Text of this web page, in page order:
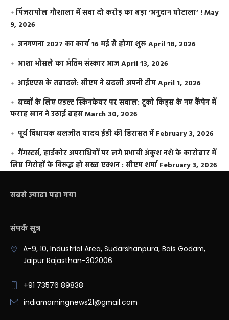
​पिंजरापोल गौशाला में सवा दो करोड़ का बड़ा ‘अनुदान घोटाला’ !May
9, 2026
जनगणना 2027 का कार्य 16 मई से होगा शुरूApril 18, 2026
आशा भोसले का अंतिम संस्कार आजApril 13, 2026
आईएएस के तबादले: सीएम ने बदली अपनी टीमApril 1, 2026
बच्चों के लिए एडल्ट स्किनकेयर पर सवाल: टूको किड्स के नए कैंपेन में
फराह खान ने उठाई बहसMarch 30, 2026
पूर्व विधायक बलजीत यादव ईडी की हिरासत में February 3, 2026
गैंगस्टर्स, हार्डकोर अपराधियों पर लगे प्रभावी अंकुश नशे के कारोबार में
लिप्त गिरोहों के विरूद्ध हो सख्त एक्शन : सीएम शर्मा February 3, 2026
सबसे ज़्यादा पढ़ा गया
संपर्क सूत्र
A-9, 10, Industrial Area, Sudarshanpura, Bais Godam,
Jaipur Rajasthan-302006
+91 73576 89838
indiamorningnews21@gmail.com